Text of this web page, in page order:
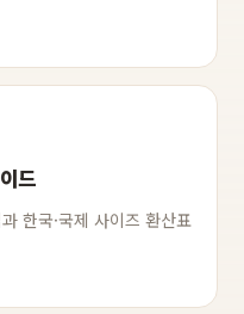
드
한국·국제 사이즈 환산표